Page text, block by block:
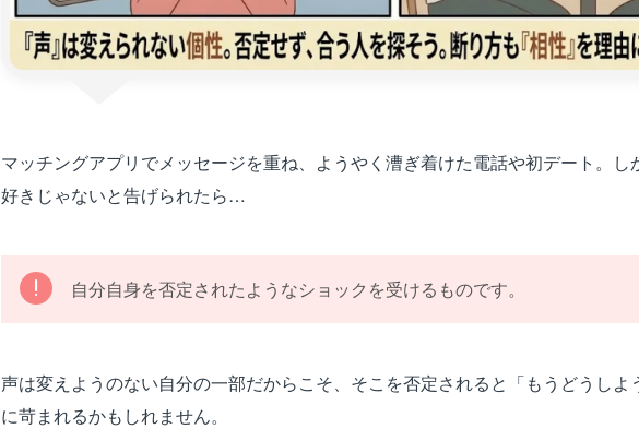
マッチングアプリでメッセージを重ね、ようやく漕ぎ着けた電話や初デート。し
好きじゃないと告げられたら…
自分自身を否定されたようなショックを受けるものです。
声は変えようのない自分の一部だからこそ、そこを否定されると「もうどうしよ
に苛まれるかもしれません。